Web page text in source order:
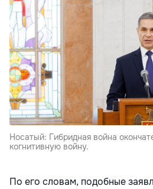
Носатый: Гибридная война
когнитивную войну.
По его словам, подобные